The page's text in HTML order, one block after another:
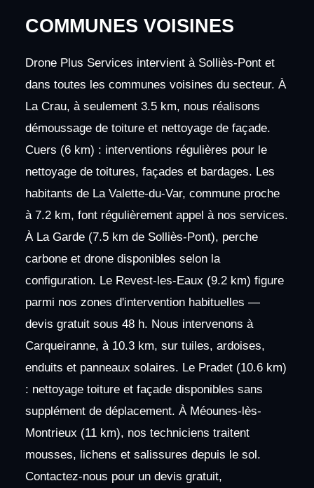
COMMUNES VOISINES
Drone Plus Services intervient à Solliès-Pont et
dans toutes les communes voisines du secteur. À
La Crau, à seulement 3.5 km, nous réalisons
démoussage de toiture et nettoyage de façade.
Cuers (6 km) : interventions régulières pour le
nettoyage de toitures, façades et bardages. Les
habitants de La Valette-du-Var, commune proche
à 7.2 km, font régulièrement appel à nos services.
À La Garde (7.5 km de Solliès-Pont), perche
carbone et drone disponibles selon la
configuration. Le Revest-les-Eaux (9.2 km) figure
parmi nos zones d'intervention habituelles —
devis gratuit sous 48 h. Nous intervenons à
Carqueiranne, à 10.3 km, sur tuiles, ardoises,
enduits et panneaux solaires. Le Pradet (10.6 km)
: nettoyage toiture et façade disponibles sans
supplément de déplacement. À Méounes-lès-
Montrieux (11 km), nos techniciens traitent
mousses, lichens et salissures depuis le sol.
Contactez-nous pour un devis gratuit,